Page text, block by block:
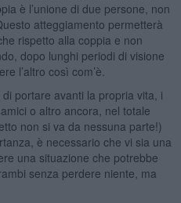
è l’unione di due persone, non
atteggiamento permetterà
rispetto alla coppia e non
dopo lunghi periodi di visione
l’altro così com’è.
portare avanti la propria vita, i
o altro ancora, nel totale
non si va da nessuna parte!)
è necessario che vi sia una
una situazione che potrebbe
senza perdere niente, ma